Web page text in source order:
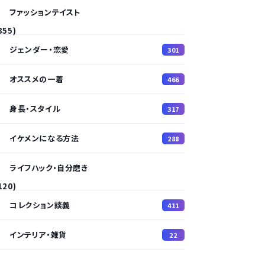
ファッションテイスト
ジェンダー・恋愛
301
オススメの一着 466
身長・スタイル 317
イケメンになる方法 288
ライフハック・自分磨き
コレクション談義
411
インテリア・雑貨 22